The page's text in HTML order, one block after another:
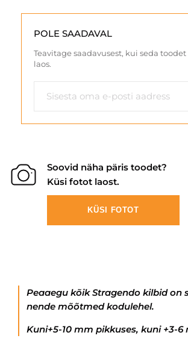
POLE SAADAVAL
Teavitage saadavusest, kui seda
laos.
Soovid näha päris toodet?
Küsi fotot laost.
KÜSI FOTOT
Peaaegu kõik Stragendo kilbid on
nende mõõtmed kodulehel.
Kuni+5-10 mm pikkuses, kuni +3-6